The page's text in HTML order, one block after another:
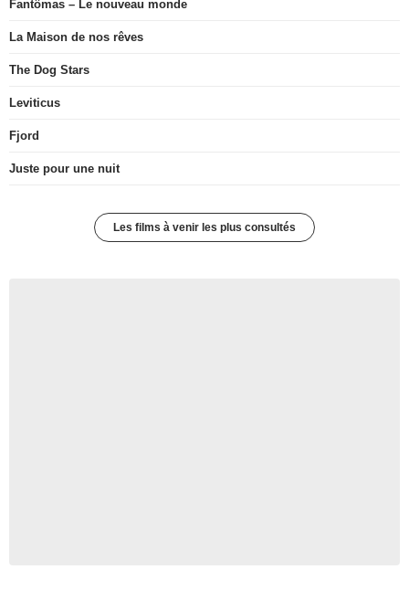
Fantômas – Le nouveau monde
La Maison de nos rêves
The Dog Stars
Leviticus
Fjord
Juste pour une nuit
Les films à venir les plus consultés